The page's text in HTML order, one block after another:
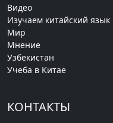
Видео
Изучаем китайский язык
Мир
Мнение
Узбекистан
Учеба в Китае
КОНТАКТЫ